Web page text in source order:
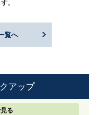
。
覧へ
アップ
る